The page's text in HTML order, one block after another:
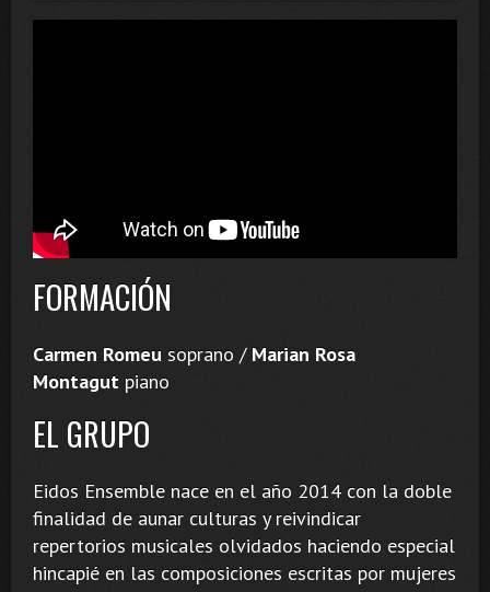
FORMACIÓN
Carmen Romeu soprano / Marian Rosa
Montagut piano
EL GRUPO
Eidos Ensemble nace en el año 2014 con la doble
finalidad de aunar culturas y reivindicar
repertorios musicales olvidados haciendo especial
hincapié en las composiciones escritas por mujeres